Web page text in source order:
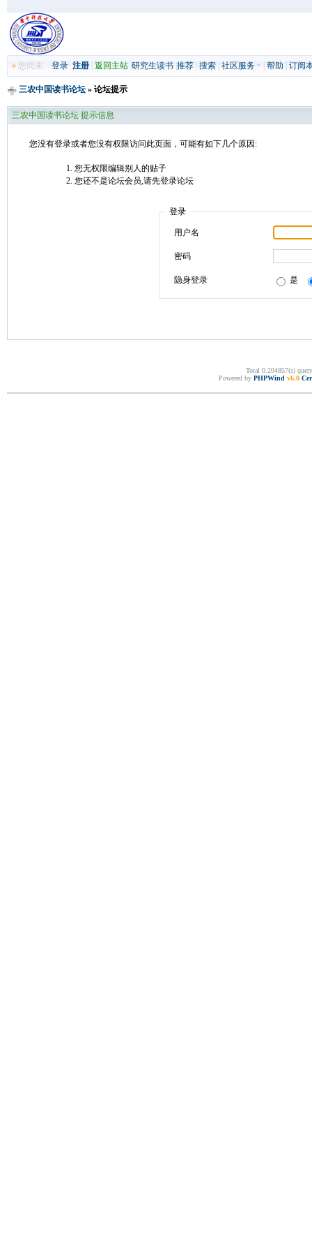
»您尚未 登录 注册| 返回主站| 研究生读书| 推荐| 搜索| 社区服务 帮助 订阅
三农中国读书论坛» 论坛提示
三农中国读书论坛 提示信息
您没有登录或者您没有权限访问此页面，可能有如下几个原因:
您无权限编辑别人的贴子
您还不是论坛会员,请先登录论坛
登录
用户名
密码
隐身登录 是
Total 0.204857(s)
Powered by PHPWind v6.0